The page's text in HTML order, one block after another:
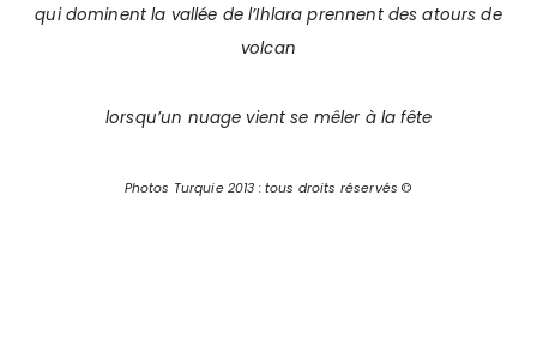
qui dominent la vallée de l’Ihlara prennent des atours de
volcan
lorsqu’un nuage vient se mêler à la fête
Photos Turquie 2013 : tous droits réservés ©